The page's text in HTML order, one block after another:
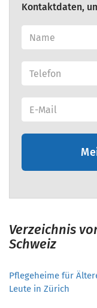
Kontaktdaten,
Verzeichnis
Schweiz
Pflegeheime für
Leute in Zürich